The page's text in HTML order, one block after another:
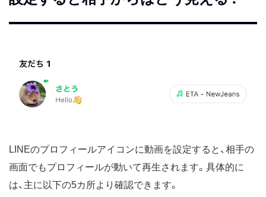
LINEのプロフィールアイコンに動画を設定すると、相手の
画面でもプロフィールが動いて再生されます。具体的に
は、主に以下の5カ所より確認できます。